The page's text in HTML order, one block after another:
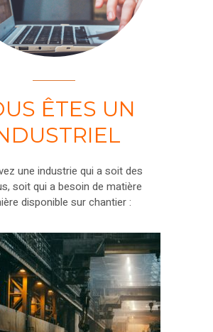
ÊTES UN
une industrie qui a soit des
soit qui a besoin de matière
disponible sur chantier :